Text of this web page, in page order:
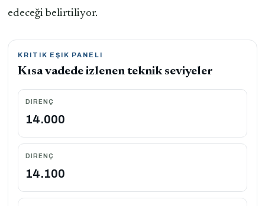
edeceği belirtiliyor.
KRITIK EŞIK PANELI
Kısa vadede izlenen teknik seviyeler
DIRENÇ
14.000
DIRENÇ
14.100